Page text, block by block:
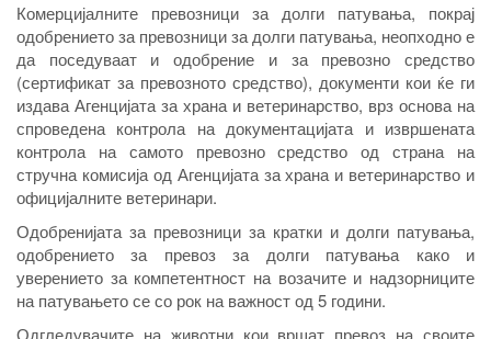
Комерцијалните превозници за долги патувања, покрај
одобрението за превозници за долги патувања, неопходно е
да поседуваат и одобрение и за превозно средство
(сертификат за превозното средство), документи кои ќе ги
издава Агенцијата за храна и ветеринарство, врз основа на
спроведена контрола на документацијата и извршената
контрола на самото превозно средство од страна на
стручна комисија од Агенцијата за храна и ветеринарство и
официјалните ветеринари.
Одобренијата за превозници за кратки и долги патувања,
одобрението за превоз за долги патувања како и
уверението за компетентност на возачите и надзорниците
на патувањето се со рок на важност од 5 години.
Одгледувачите на животни кои вршат превоз на своите